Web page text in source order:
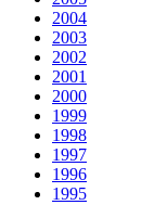
2004
2003
2002
2001
2000
1999
1998
1997
1996
1995